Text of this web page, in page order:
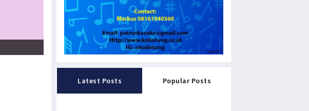
Latest Posts Popular Posts